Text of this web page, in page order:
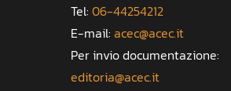
Tel: 06-44254212
E-mail: acec@acec.it
Per invio documentazione:
editoria@acec.it